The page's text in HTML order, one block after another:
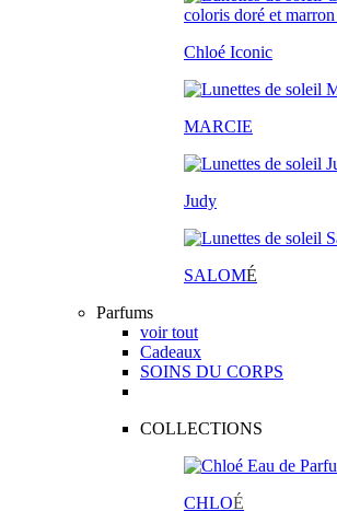
Chloé Iconic
MARCIE
Judy
SALOMÉ
Parfums
voir tout
Cadeaux
SOINS DU CORPS
COLLECTIONS
CHLOÉ